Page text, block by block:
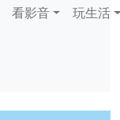
看影音 玩生活